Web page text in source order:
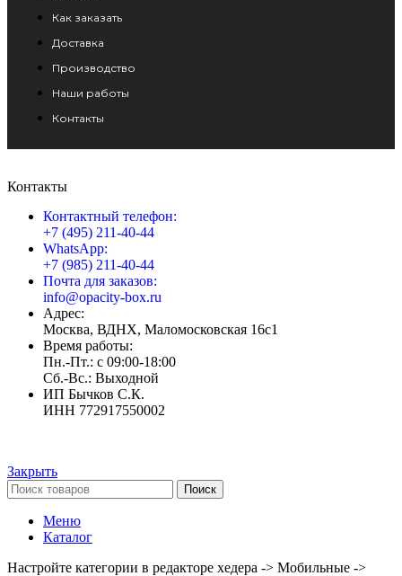
Как заказать
Доставка
Производство
Наши работы
Контакты
Контакты
Контактный телефон:
+7 (495) 211-40-44
WhatsApp:
+7 (985) 211-40-44
Почта для заказов:
info@opacity-box.ru
Адрес:
Москва, ВДНХ, Маломосковская 16с1
Время работы:
Пн.-Пт.: с 09:00-18:00
Сб.-Вс.: Выходной
ИП Бычков С.К.
ИНН 772917550002
Закрыть
Поиск
Меню
Каталог
Настройте категории в редакторе хедера -> Мобильные ->